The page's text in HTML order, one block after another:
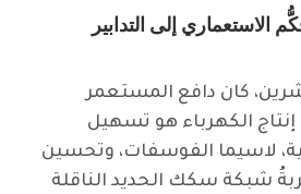
الاستعماري إلى التدابير
كان دافع المستعمر
إنتاج الكهرباء هو تسهيل
لاسيما الفوسفات، وتحسين
شبكة سكك الحديد الناقلة